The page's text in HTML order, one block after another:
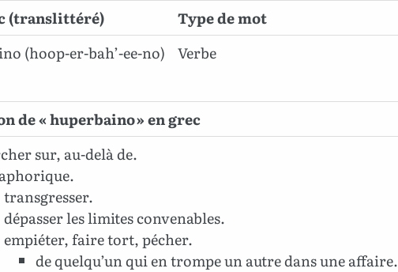
(translittéré)
Type de mot
(hoop-er-bah’-ee-no)
Verbe
de « huperbaino » en grec
sur, au-delà de.
transgresser.
dépasser les limites convenables.
empiéter, faire tort, pécher.
de quelqu’un qui en trompe un autre dans une affaire.